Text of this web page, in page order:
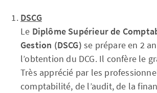
DSCG
Le Diplôme Supérieur de
Gestion (DSCG) se prépare en 2
l’obtention du DCG. Il confère le
Très apprécié par les
comptabilité, de l’audit, de la